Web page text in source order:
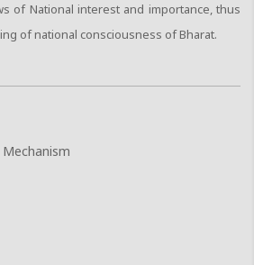
of National interest and importance, thus
of national consciousness of Bharat.